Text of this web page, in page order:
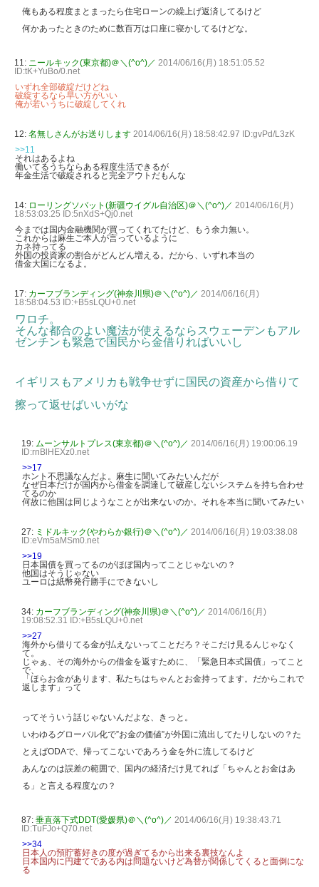
俺もある程度まとまったら住宅ローンの繰上げ返済してるけど
何かあったときのために数百万は口座に寝かしてるけどな。
11: ニールキック(東京都)＠＼(^o^)／ 2014/06/16(月) 18:51:05.52
ID:tK+YuBo/0.net
いずれ全部破綻だけどね
破綻するなら早い方がいい
俺が若いうちに破綻してくれ
12: 名無しさんがお送りします 2014/06/16(月) 18:58:42.97 ID:gvPd/L3zK
>>11
それはあるよね
働いてるうちならある程度生活できるが
年金生活で破綻されると完全アウトだもんな
14: ローリングソバット(新疆ウイグル自治区)＠＼(^o^)／ 2014/06/16(月)
18:53:03.25 ID:5nXdS+Qj0.net
今までは国内金融機関が買ってくれてたけど、もう余力無い。
これからは麻生ご本人が言っているように
カネ持ってる
外国の投資家の割合がどんどん増える。だから、いずれ本当の
借金大国になるよ。
17: カーフブランディング(神奈川県)＠＼(^o^)／ 2014/06/16(月)
18:58:04.53 ID:+B5sLQU+0.net
ワロチ。
そんな都合のよい魔法が使えるならスウェーデンもアル
ゼンチンも緊急で国民から金借りればいいし
イギリスもアメリカも戦争せずに国民の資産から借りて
擦って返せばいいがな
19: ムーンサルトプレス(東京都)＠＼(^o^)／ 2014/06/16(月) 19:00:06.19
ID:rnBlHEXz0.net
>>17
ホント不思議なんだよ。麻生に聞いてみたいんだが
なぜ日本だけが国内から借金を調達して破産しないシステムを持ち合わせ
てるのか
何故に他国は同じようなことが出来ないのか。それを本当に聞いてみたい
27: ミドルキック(やわらか銀行)＠＼(^o^)／ 2014/06/16(月) 19:03:38.08
ID:eVm5aMSm0.net
>>19
日本国債を買ってるのがほぼ国内ってことじゃないの？
他国はそうじゃない
ユーロは紙幣発行勝手にできないし
34: カーフブランディング(神奈川県)＠＼(^o^)／ 2014/06/16(月)
19:08:52.31 ID:+B5sLQU+0.net
>>27
海外から借りてる金が払えないってことだろ？そこだけ見るんじゃなく
て。
じゃぁ、その海外からの借金を返すために、「緊急日本式国債」ってこと
で、
「ほらお金があります、私たちはちゃんとお金持ってます。だからこれで
返します」って
ってそういう話じゃないんだよな、きっと。
いわゆるグローバル化で”お金の価値”が外国に流出してたりしないの？た
とえばODAで、帰ってこないであろう金を外に流してるけど
あんなのは誤差の範囲で、国内の経済だけ見てれば「ちゃんとお金はあ
る」と言える程度なの？
87: 垂直落下式DDT(愛媛県)＠＼(^o^)／ 2014/06/16(月) 19:38:43.71
ID:TuFJo+Q70.net
>>34
日本人の預貯蓄好きの度が過ぎてるから出来る裏技なんよ
日本国内に円建てである内は問題ないけど為替が関係してくると面倒にな
る